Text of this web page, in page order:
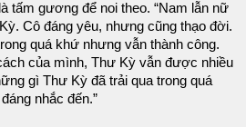
tấm gương để noi theo. “Nam lẫn nữ
Cô đáng yêu, nhưng cũng thạo đời.
quá khứ nhưng vẫn thành công.
của mình, Thư Kỳ vẫn được nhiều
gì Thư Kỳ đã trải qua trong quá
nhắc đến.”